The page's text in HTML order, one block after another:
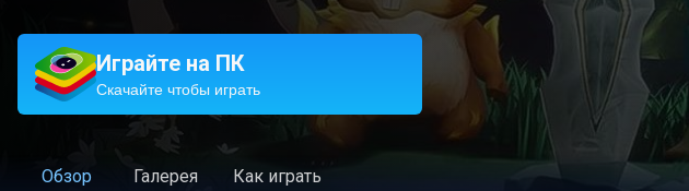
Играйте на ПК
Скачайте чтобы играть
Обзор Галерея Как играть